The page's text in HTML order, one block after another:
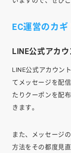
EC運営のカ
LINE公式アカウ
LINE公式アカウン
てメッセージを配
たりクーポンを配
きます。
また、メッセージ
方法をその都度見